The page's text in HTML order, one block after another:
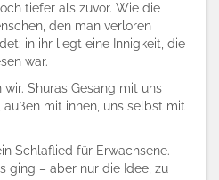
tiefer als zuvor. Wie die
den man verloren
in ihr liegt eine Innigkeit, die
war.
Shuras Gesang mit uns
mit innen, uns selbst mit
Schlaflied für Erwachsene.
ging – aber nur die Idee, zu